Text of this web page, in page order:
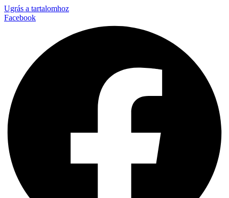
Ugrás a tartalomhoz
Facebook